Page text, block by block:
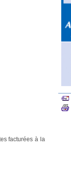
facturées à la